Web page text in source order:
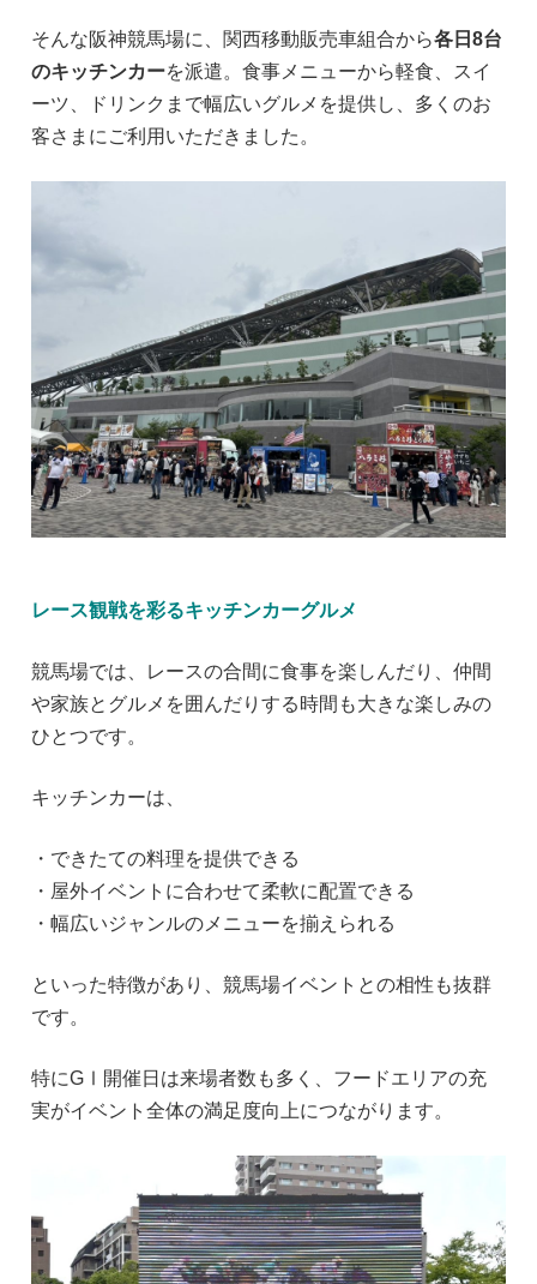
そんな阪神競馬場に、関西移動販売車組合から各日8台
のキッチンカーを派遣。食事メニューから軽食、スイ
ーツ、ドリンクまで幅広いグルメを提供し、多くのお
客さまにご利用いただきました。
レース観戦を彩るキッチンカーグルメ
競馬場では、レースの合間に食事を楽しんだり、仲間
や家族とグルメを囲んだりする時間も大きな楽しみの
ひとつです。
キッチンカーは、
・できたての料理を提供できる
・屋外イベントに合わせて柔軟に配置できる
・幅広いジャンルのメニューを揃えられる
といった特徴があり、競馬場イベントとの相性も抜群
です。
特にGⅠ開催日は来場者数も多く、フードエリアの充
実がイベント全体の満足度向上につながります。